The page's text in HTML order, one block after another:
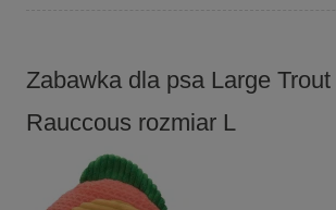
Zabawka dla psa Large
Rauccous rozmiar L